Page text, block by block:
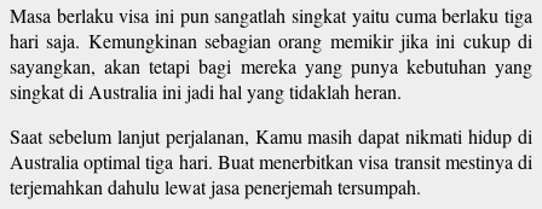
Masa berlaku visa ini pun sangatlah singkat yaitu cuma berlaku tiga
hari saja. Kemungkinan sebagian orang memikir jika ini cukup di
sayangkan, akan tetapi bagi mereka yang punya kebutuhan yang
singkat di Australia ini jadi hal yang tidaklah heran.
Saat sebelum lanjut perjalanan, Kamu masih dapat nikmati hidup di
Australia optimal tiga hari. Buat menerbitkan visa transit mestinya di
terjemahkan dahulu lewat jasa penerjemah tersumpah.